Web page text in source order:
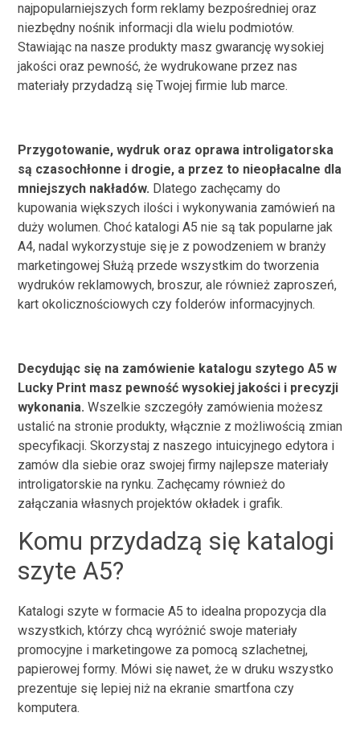
najpopularniejszych form reklamy bezpośredniej oraz
niezbędny nośnik informacji dla wielu podmiotów.
Stawiając na nasze produkty masz gwarancję wysokiej
jakości oraz pewność, że wydrukowane przez nas
materiały przydadzą się Twojej firmie lub marce.
Przygotowanie, wydruk oraz oprawa introligatorska
są czasochłonne i drogie, a przez to nieopłacalne dla
mniejszych nakładów. Dlatego zachęcamy do
kupowania większych ilości i wykonywania zamówień na
duży wolumen. Choć katalogi A5 nie są tak popularne jak
A4, nadal wykorzystuje się je z powodzeniem w branży
marketingowej Służą przede wszystkim do tworzenia
wydruków reklamowych, broszur, ale również zaproszeń,
kart okolicznościowych czy folderów informacyjnych.
Decydując się na zamówienie katalogu szytego A5 w
Lucky Print masz pewność wysokiej jakości i precyzji
wykonania. Wszelkie szczegóły zamówienia możesz
ustalić na stronie produkty, włącznie z możliwością zmian
specyfikacji. Skorzystaj z naszego intuicyjnego edytora i
zamów dla siebie oraz swojej firmy najlepsze materiały
introligatorskie na rynku. Zachęcamy również do
załączania własnych projektów okładek i grafik.
Komu przydadzą się katalogi
szyte A5?
Katalogi szyte w formacie A5 to idealna propozycja dla
wszystkich, którzy chcą wyróżnić swoje materiały
promocyjne i marketingowe za pomocą szlachetnej,
papierowej formy. Mówi się nawet, że w druku wszystko
prezentuje się lepiej niż na ekranie smartfona czy
komputera.